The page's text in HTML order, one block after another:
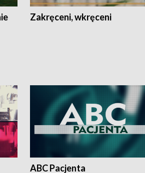
Zakręceni, wkręceni
ABC Pacjenta